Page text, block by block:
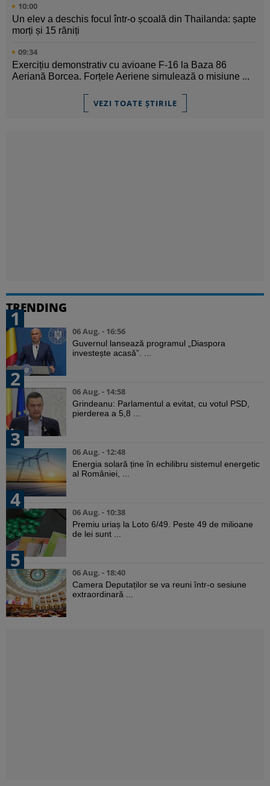
10:00
Un elev a deschis focul într-o școală din Thailanda: șapte
morți și 15 răniți
09:34
Exercițiu demonstrativ cu avioane F-16 la Baza 86
Aeriană Borcea. Forțele Aeriene simulează o misiune ...
VEZI TOATE ȘTIRILE
TRENDING
1
06 Aug. - 16:56
Guvernul lansează programul „Diaspora
investește acasă”. ...
2
06 Aug. - 14:58
Grindeanu: Parlamentul a evitat, cu votul PSD,
pierderea a 5,8 ...
3
06 Aug. - 12:48
Energia solară ține în echilibru sistemul energetic
al României, ...
4
06 Aug. - 10:38
Premiu uriaș la Loto 6/49. Peste 49 de milioane
de lei sunt ...
5
06 Aug. - 18:40
Camera Deputaților se va reuni într-o sesiune
extraordinară ...